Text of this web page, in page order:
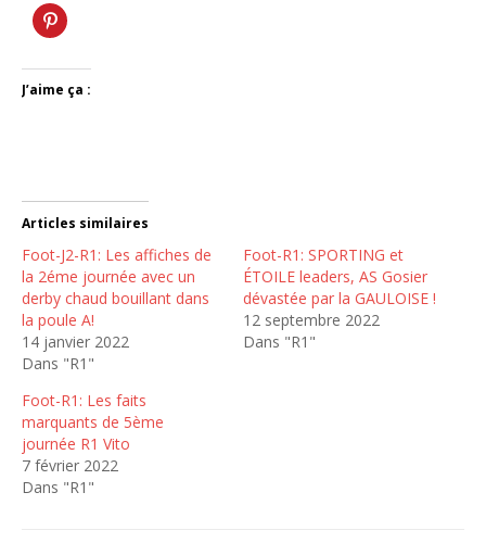
J’aime ça :
Articles similaires
Foot-J2-R1: Les affiches de
la 2éme journée avec un
derby chaud bouillant dans
la poule A!
14 janvier 2022
Dans "R1"
Foot-R1: SPORTING et
ÉTOILE leaders, AS Gosier
dévastée par la GAULOISE !
12 septembre 2022
Dans "R1"
Foot-R1: Les faits
marquants de 5ème
journée R1 Vito
7 février 2022
Dans "R1"